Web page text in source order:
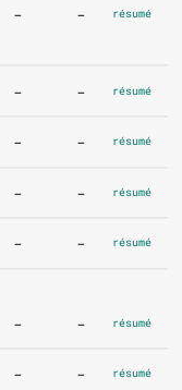
- - résumé
- - résumé
- - résumé
- - résumé
- - résumé
- - résumé
- - résumé